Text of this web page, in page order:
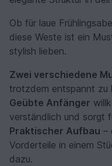
Ob für laue
diese Weste ist ein
stylish lieben.
Zwei verschiedene
trotzdem entspannt zu
Geübte Anfänger
verständlich und sorgt
Praktischer Aufbau –
Vorderteile in einem
dazu.